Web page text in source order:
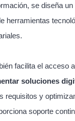
se diseña
herramientas
facilita el acceso a
soluciones
requisitos y
soporte